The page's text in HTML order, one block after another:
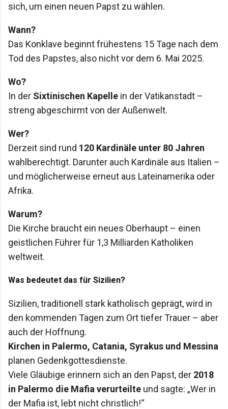
sich, um einen neuen Papst zu wählen.
Wann?
Das Konklave beginnt frühestens 15 Tage nach dem
Tod des Papstes, also nicht vor dem 6. Mai 2025.
Wo?
In der Sixtinischen Kapelle in der Vatikanstadt –
streng abgeschirmt von der Außenwelt.
Wer?
Derzeit sind rund 120 Kardinäle unter 80 Jahren
wahlberechtigt. Darunter auch Kardinäle aus Italien –
und möglicherweise erneut aus Lateinamerika oder
Afrika.
Warum?
Die Kirche braucht ein neues Oberhaupt – einen
geistlichen Führer für 1,3 Milliarden Katholiken
weltweit.
Was bedeutet das für Sizilien?
Sizilien, traditionell stark katholisch geprägt, wird in
den kommenden Tagen zum Ort tiefer Trauer – aber
auch der Hoffnung.
Kirchen in Palermo, Catania, Syrakus und Messina
planen Gedenkgottesdienste.
Viele Gläubige erinnern sich an den Papst, der 2018
in Palermo die Mafia verurteilte und sagte: „Wer in
der Mafia ist, lebt nicht christlich!“